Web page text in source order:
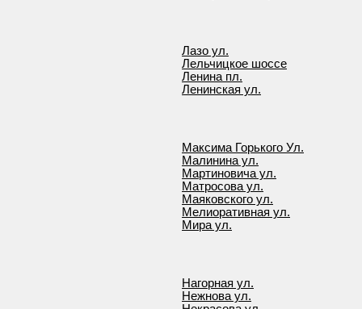
Лазо ул.
Лельчицкое шоссе
Ленина пл.
Ленинская ул.
Максима Горького Ул.
Малинина ул.
Мартиновича ул.
Матросова ул.
Маяковского ул.
Мелиоративная ул.
Мира ул.
Нагорная ул.
Нежнова ул.